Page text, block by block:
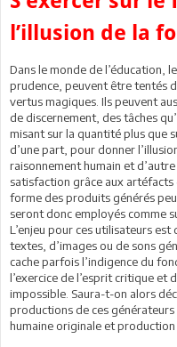
l’illusion de la
Dans le monde de l’éducation,
prudence, peuvent être tentés
vertus magiques. Ils peuvent
de discernement, des tâches
misant sur la quantité plus que
d’une part, pour donner
raisonnement humain et
satisfaction grâce aux artéfacts
forme des produits générés
seront donc employés comme
L’enjeu pour ces utilisateurs
textes, d’images ou de sons
cache parfois l’indigence du
l’exercice de l’esprit critique et
impossible. Saura-t-on alors
productions de ces
humaine originale et production